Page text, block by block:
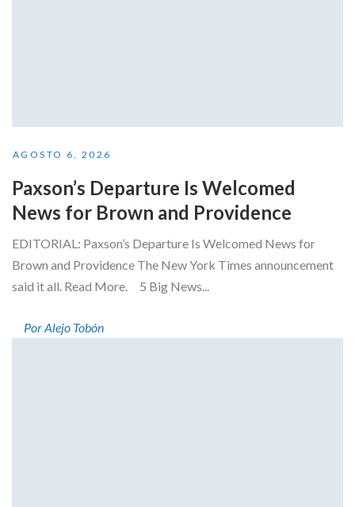
AGOSTO 6, 2026
Paxson’s Departure Is Welcomed
News for Brown and Providence
EDITORIAL: Paxson’s Departure Is Welcomed News for
Brown and Providence The New York Times announcement
said it all. Read More. 5 Big News...
Por Alejo Tobón